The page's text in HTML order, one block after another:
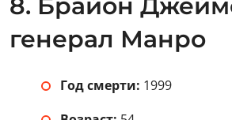
8. Брайон
генерал Манро
Год смерти: 1999